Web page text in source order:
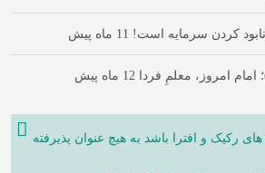
کردن سرمایه است! 11 ماه پیش
امروز، معلمِ فردا 12 ماه پیش
رکیک و افترا باشد به هیچ عنوان پذیرفته